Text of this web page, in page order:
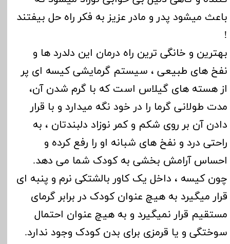
باعث میشود پدر و مادر عزیز به فکر راه حل بیفتند
!
بهترین و خانگی ترین راه درمان این دلدرد ها و
نفخ های طبیعی ، سیستم گرمایشی کیسه ای پر
از هسته های گیلاس است که با گرم شدن آن،
مدت طولانی گرما را در خود نگه میدارد و با قرار
دادن آن بر روی شکم و کمر نوزاد دلبندتان ، به
راحتی درد و نفخ های شبانه او را رفع کرده و
احساس آرامش بخشی به کودک شما می دهد.
چون کیسه ، داخل یک کاور بالشتکی نرم و پنبه ای
قرار میگیرد به هیچ عنوان کودک در برابر گرمای
مستقیم قرار نمیگیرد و به هیچ عنوان احتمال
سوختگی و یا قرمزی برای بدن کودک وجود ندارد.